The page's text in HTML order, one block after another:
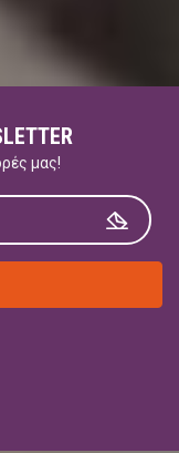
μας!